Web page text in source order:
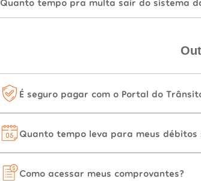
É seguro pagar com o Portal do
Quanto tempo leva para meus débitos
Como acessar meus comprovantes?